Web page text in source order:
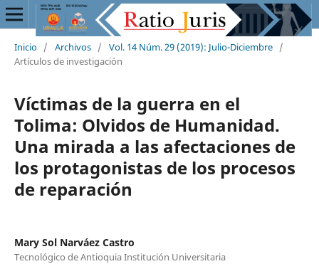
Inicio / Archivos / Vol. 14 Núm. 29 (2019): Julio-Diciembre /
Artículos de investigación
Víctimas de la guerra en el
Tolima: Olvidos de Humanidad.
Una mirada a las afectaciones de
los protagonistas de los procesos
de reparación
Mary Sol Narváez Castro
Tecnológico de Antioquia Institución Universitaria